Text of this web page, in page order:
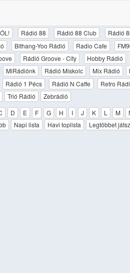
Rádió 88 Rádió 88 Club Rádió
Bithang-Yoo Rádió Radio Cafe
Rádió Groove - City Hobby Rádió
MiRádiónk Rádió Miskolc Mix Rádió
Rádió 1 Pécs Rádió N Caffe Retro
Trió Rádió
Zebrádió
D E F G H I J K L M
Napi lista Havi toplista Legtöbbet